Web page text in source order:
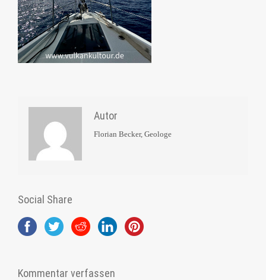
Autor
Florian Becker, Geologe
Social Share
Kommentar verfassen